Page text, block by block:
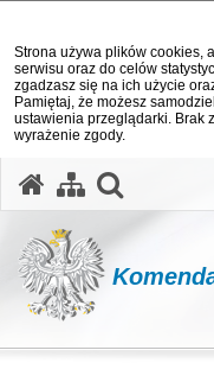
Strona używa plików cookies,
serwisu oraz do celów
zgadzasz się na ich użycie
Pamiętaj, że możesz
ustawienia przeglądarki. Brak
wyrażenie zgody.